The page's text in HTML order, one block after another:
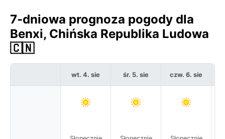
7-dniowa prognoza pogody dla
Benxi, Chińska Republika Ludowa
🇨🇳
wt. 4. sie śr. 5. sie czw. 6. sie